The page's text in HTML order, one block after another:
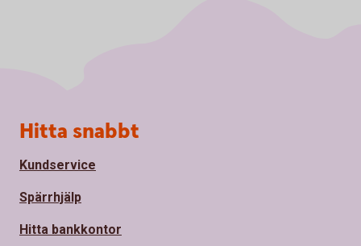
Sidfot
Hitta snabbt
Kundservice
Spärrhjälp
Hitta bankkontor